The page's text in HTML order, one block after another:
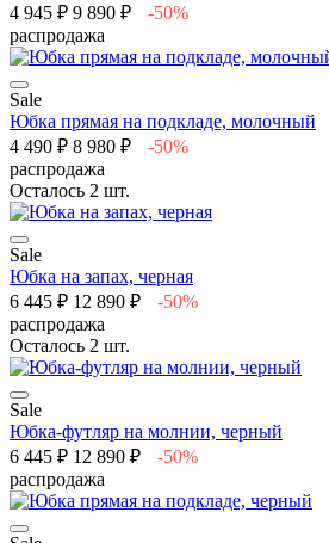
4 945 ₽ 9 890 ₽
-50%
распродажа
Sale
Юбка прямая на подкладе, молочный
4 490 ₽ 8 980 ₽
-50%
распродажа
Осталось 2 шт.
Sale
Юбка на запах, черная
6 445 ₽ 12 890 ₽
-50%
распродажа
Осталось 2 шт.
Sale
Юбка-футляр на молнии, черный
6 445 ₽ 12 890 ₽
-50%
распродажа